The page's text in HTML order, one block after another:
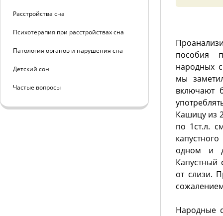
пособия
народных
мы
включают
Кашицу из
по 1ст.л.
одном и
Капустный
от слизи.
Народные
Расстройства сна
Психотерапия при расстройствах сна
Патология органов и нарушения сна
Детский сон
Частые вопросы